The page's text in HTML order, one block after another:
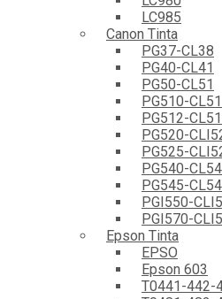
LC985
Canon Tinta
PG37-CL38
PG40-CL41
PG50-CL51
PG510-
PG512-
PG520-
PG525-
PG540-
PG545-
PGI550-
PGI570-
Epson Tinta
EPSO
Epson 603
T0441-442-